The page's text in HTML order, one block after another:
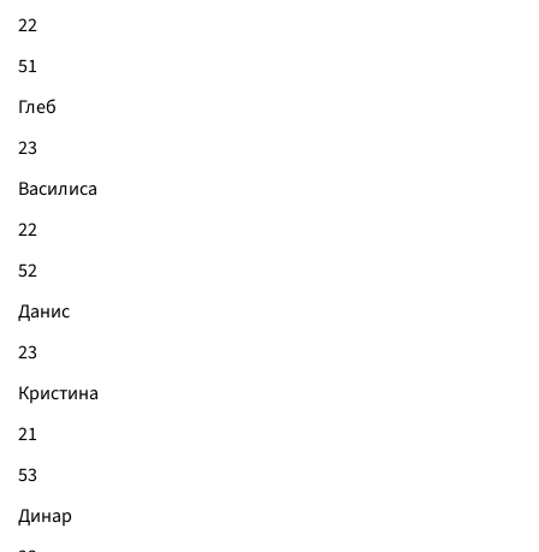
22
51
Глеб
23
Василиса
22
52
Данис
23
Кристина
21
53
Динар